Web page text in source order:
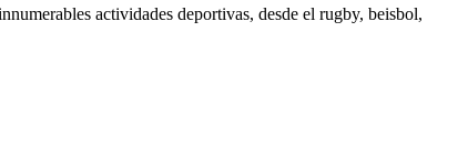
actividades deportivas, desde el rugby, beisbol,